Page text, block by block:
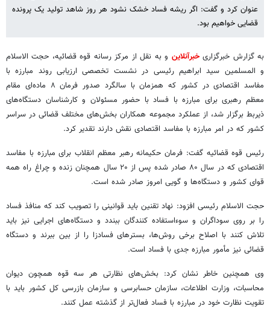
عنوان کرد و گفت: اگر ریشه فساد خشک نشود هر روز شاهد تولید یک پرونده
قضایی خواهیم بود.
به گزارش خبرگزاریخبرآنلاین و به نقل از مرکز رسانه قوه قضائیه، حجت الاسلام
و المسلمین سید ابراهیم رئیسی در نشست تخصصی ارزیابی روند مبارزه با
مفاسد اقتصادی در کشور که همزمان با سالگرد صدور فرمان ۸ ماده‌ای مقام
معظم رهبری برای مبارزه با فساد با حضور مسئولان و کارشناسان دستگاه‌های
ذیربط برگزار شد، از عملکرد مجموعه همکاران بخش‌های مختلف قضائی در سراسر
کشور که در امر مبارزه با مفاسد اقتصادی نقش دارند تقدیر کرد.
رئیس قوه قضائیه گفت: فرمان حکیمانه رهبر معظم انقلاب برای مبارزه با مفاسد
اقتصادی که در سال ۸۰ صادر شده پس از ۲۰ سال همچنان زنده و چراغ راه همه
قوای کشور و دستگاه‌ها و گویی امروز صادر شده است.
حجت الاسلام رئیسی افزود: نهاد تقنین باید قوانینی را تصویب کند که منافذ فساد
را بر روی سوداگران و سوءاستفاده کنندگان ببندد و دستگاه‌های اجرایی نیز باید
تلاش کنند با اصلاح برخی روش‌ها، بسترهای فسادزا را از بین ببرند و دستگاه
قضائی نیز مأمور مبارزه جدی با فساد است.
وی همچنین خاطر نشان کرد: بخش‌های نظارتی هر سه قوه همچون دیوان
محاسبات، وزارت اطلاعات، سازمان حسابرسی و سازمان بازرسی کل کشور باید با
تقویت نظارت خود در مبارزه با فساد فعال‌تر از گذشته عمل کنند.